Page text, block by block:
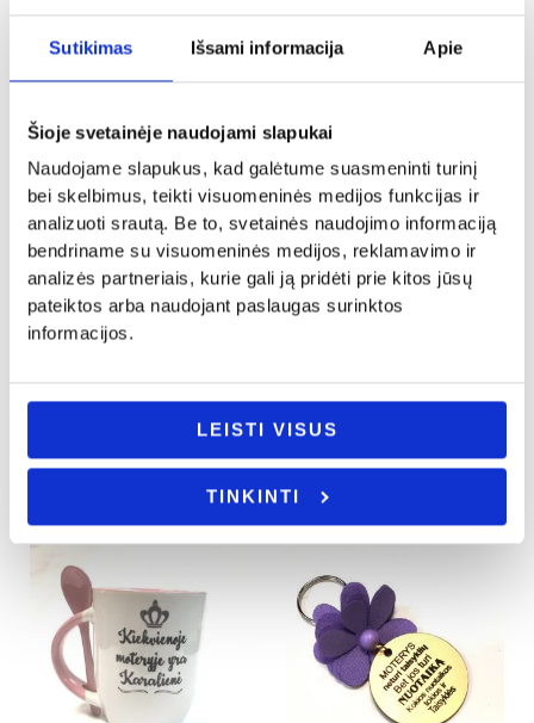
Sutikimas Išsami informacija Apie
Šioje svetainėje naudojami slapukai
Naudojame slapukus, kad galėtume suasmeninti turinį
bei skelbimus, teikti visuomeninės medijos funkcijas ir
analizuoti srautą. Be to, svetainės naudojimo informaciją
bendriname su visuomeninės medijos, reklamavimo ir
analizės partneriais, kurie gali ją pridėti prie kitos jūsų
pateiktos arba naudojant paslaugas surinktos
informacijos.
LEISTI VISUS
TINKINTI
Kovo 8-oji
Apyrankė „Tegul ši
apyrankė neša laimę”
Dovanos gimtadienio proga
Puodelis su šaukšteliu
10.00€
Į KREPŠELĮ